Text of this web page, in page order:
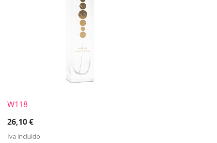
W118
26,10€
Iva incluido